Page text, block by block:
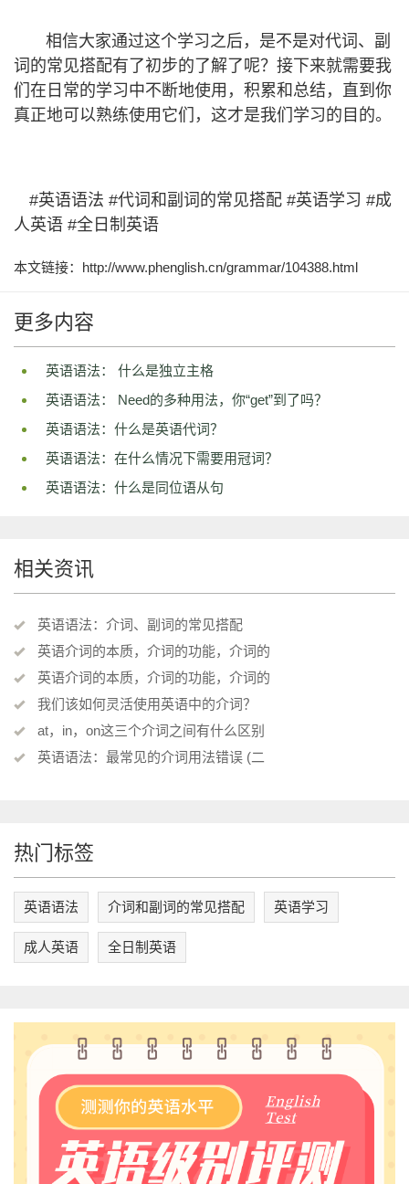
相信大家通过这个学习之后，是不是对代词、副
词的常见搭配有了初步的了解了呢？接下来就需要我
们在日常的学习中不断地使用，积累和总结，直到你
真正地可以熟练使用它们，这才是我们学习的目的。
#英语语法 #代词和副词的常见搭配 #英语学习 #成
人英语 #全日制英语
本文链接：http://www.phenglish.cn/grammar/104388.html
更多内容
英语语法： 什么是独立主格
英语语法： Need的多种用法，你“get”到了吗？
英语语法：什么是英语代词？
英语语法：在什么情况下需要用冠词？
英语语法：什么是同位语从句
相关资讯
英语语法：介词、副词的常见搭配
英语介词的本质，介词的功能，介词的
英语介词的本质，介词的功能，介词的
我们该如何灵活使用英语中的介词？
at，in，on这三个介词之间有什么区别
英语语法：最常见的介词用法错误 (二
热门标签
英语语法 介词和副词的常见搭配 英语学习
成人英语 全日制英语